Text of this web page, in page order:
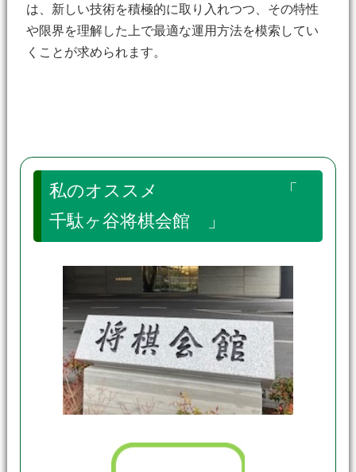
は、新しい技術を積極的に取り入れつつ、その特性
や限界を理解した上で最適な運用方法を模索してい
くことが求められます。
私のオススメ 「
千駄ヶ谷将棋会館 」